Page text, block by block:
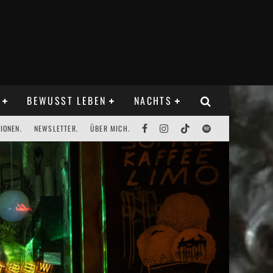
BEWUSST LEBEN NACHTS
NEWSLETTER. ÜBER MICH.